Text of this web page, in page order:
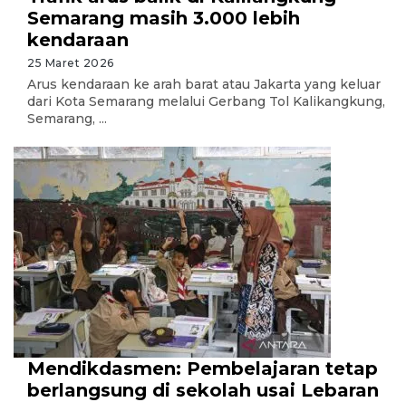
Semarang masih 3.000 lebih
kendaraan
25 Maret 2026
Arus kendaraan ke arah barat atau Jakarta yang keluar
dari Kota Semarang melalui Gerbang Tol Kalikangkung,
Semarang, ...
Mendikdasmen: Pembelajaran tetap
berlangsung di sekolah usai Lebaran